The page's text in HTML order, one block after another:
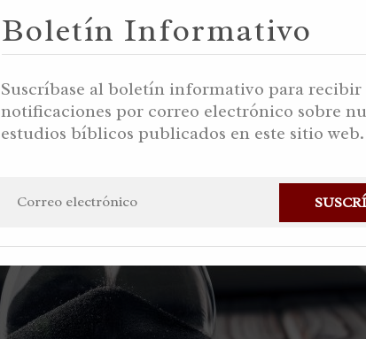
Boletín Informativo
Suscríbase al boletín informativo para recibir
notificaciones por correo electrónico sobre
estudios bíblicos publicados en este sitio web.